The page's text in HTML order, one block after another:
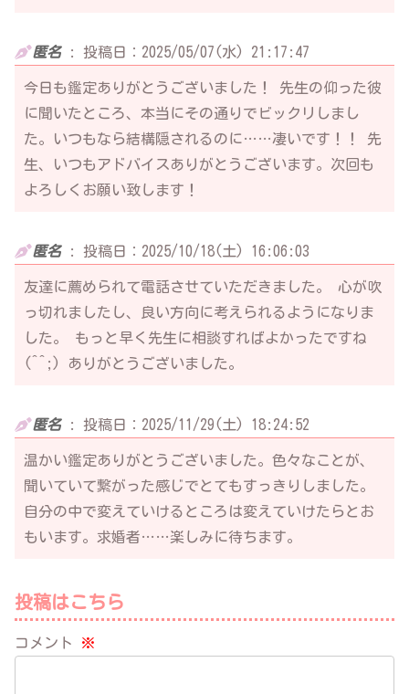
匿名: 投稿日：2025/05/07(水) 21:17:47
今日も鑑定ありがとうございました！ 先生の仰った彼
に聞いたところ、本当にその通りでビックリしまし
た。いつもなら結構隠されるのに……凄いです！！ 先
生、いつもアドバイスありがとうございます。次回も
よろしくお願い致します！
匿名: 投稿日：2025/10/18(土) 16:06:03
友達に薦められて電話させていただきました。 心が吹
っ切れましたし、良い方向に考えられるようになりま
した。 もっと早く先生に相談すればよかったですね
(^^;) ありがとうございました。
匿名: 投稿日：2025/11/29(土) 18:24:52
温かい鑑定ありがとうございました。色々なことが、
聞いていて繋がった感じでとてもすっきりしました。
自分の中で変えていけるところは変えていけたらとお
もいます。求婚者……楽しみに待ちます。
投稿はこちら
コメント ※